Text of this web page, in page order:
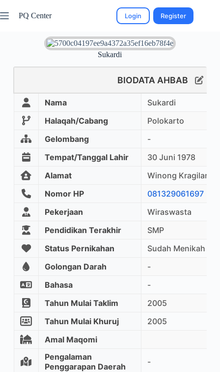
PQ Center Login Register
Sukardi
BIODATA AHBAB
Nama
Sukardi
Halaqah/Cabang
Polokarto
Gelombang
-
Tempat/Tanggal Lahir
30 Juni 1978
Alamat
Winong Kragilan
Nomor HP
081329061697
Pekerjaan
Wiraswasta
Pendidikan Terakhir
SMP
Status Pernikahan
Sudah Menikah
Golongan Darah
-
Bahasa
-
Tahun Mulai Taklim
2005
Tahun Mulai Khuruj
2005
Amal Maqomi
Pengalaman
Penggarapan Daerah
-